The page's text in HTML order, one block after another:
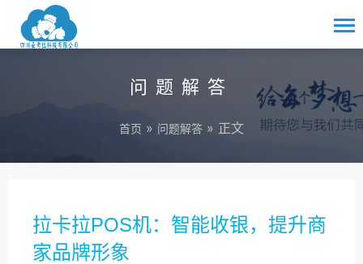
问题解答
首页 » 问题解答 » 正文
拉卡拉POS机：智能收银，提升商
家品牌形象